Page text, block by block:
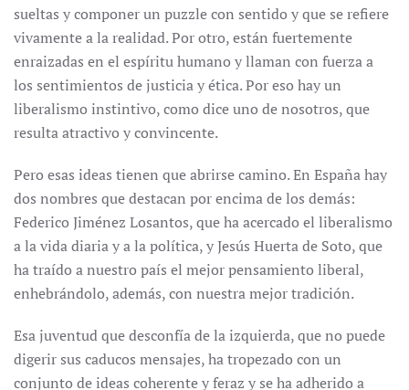
sueltas y componer un puzzle con sentido y que se refiere
vivamente a la realidad. Por otro, están fuertemente
enraizadas en el espíritu humano y llaman con fuerza a
los sentimientos de justicia y ética. Por eso hay un
liberalismo instintivo, como dice uno de nosotros, que
resulta atractivo y convincente.
Pero esas ideas tienen que abrirse camino. En España hay
dos nombres que destacan por encima de los demás:
Federico Jiménez Losantos, que ha acercado el liberalismo
a la vida diaria y a la política, y Jesús Huerta de Soto, que
ha traído a nuestro país el mejor pensamiento liberal,
enhebrándolo, además, con nuestra mejor tradición.
Esa juventud que desconfía de la izquierda, que no puede
digerir sus caducos mensajes, ha tropezado con un
conjunto de ideas coherente y feraz y se ha adherido a